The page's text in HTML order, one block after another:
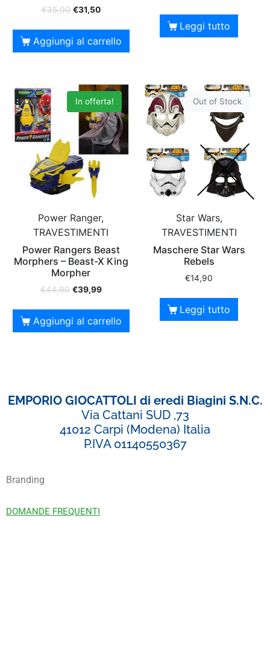
€35,00 €31,50
Aggiungi al carrello
Leggi tutto
In offerta!
Power Ranger,
TRAVESTIMENTI
Power Rangers Beast
Morphers – Beast-X King
Morpher
€44,90 €39,99
Aggiungi al carrello
Out of Stock
Star Wars,
TRAVESTIMENTI
Maschere Star Wars
Rebels
€14,90
Leggi tutto
EMPORIO GIOCATTOLI di eredi Biagini S.N.C.
Via Cattani SUD ,73
41012 Carpi (Modena) Italia
P.IVA 01140550367
Branding
DOMANDE FREQUENTI